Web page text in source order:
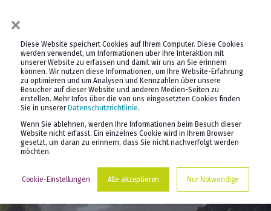
×
Diese Website speichert Cookies auf Ihrem Computer. Diese Cookies
werden verwendet, um Informationen über Ihre Interaktion mit
unserer Website zu erfassen und damit wir uns an Sie erinnern
können. Wir nutzen diese Informationen, um Ihre Website-Erfahrung
zu optimieren und um Analysen und Kennzahlen über unsere
Besucher auf dieser Website und anderen Medien-Seiten zu
erstellen. Mehr Infos über die von uns eingesetzten Cookies finden
Sie in unserer Datenschutzrichtlinie.
Wenn Sie ablehnen, werden Ihre Informationen beim Besuch dieser
Website nicht erfasst. Ein einzelnes Cookie wird in Ihrem Browser
gesetzt, um daran zu erinnern, dass Sie nicht nachverfolgt werden
möchten.
Cookie-Einstellungen Alle akzeptieren Nur Notwendige
PROF. DR. DANIEL KELLER 27.3.2026
ZWISCHEN
EIGENVERANTWORTU
NG UND STRUKTUR